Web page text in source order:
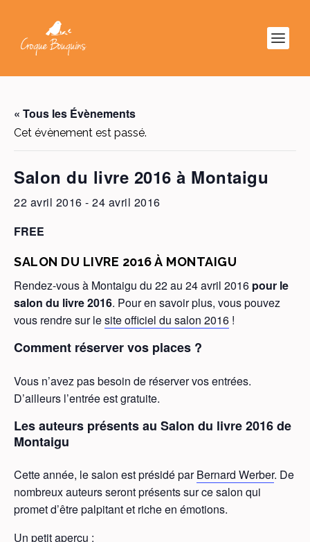
« Tous les Évènements
Cet évènement est passé.
Salon du livre 2016 à Montaigu
22 avril 2016 - 24 avril 2016
FREE
SALON DU LIVRE 2016 À MONTAIGU
Rendez-vous à Montaigu du 22 au 24 avril 2016 pour le
salon du livre 2016. Pour en savoir plus, vous pouvez
vous rendre sur lesite officiel du salon 2016 !
Comment réserver vos places ?
Vous n’avez pas besoin de réserver vos entrées.
D’ailleurs l’entrée est gratuite.
Les auteurs présents au Salon du livre 2016 de
Montaigu
Cette année, le salon est présidé parBernard Werber. De
nombreux auteurs seront présents sur ce salon qui
promet d’être palpitant et riche en émotions.
Un petit aperçu :